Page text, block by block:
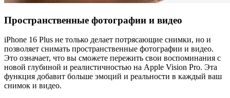
Пространственные фотографии и видео
iPhone 16 Plus не только делает потрясающие снимки, но и
позволяет снимать пространственные фотографии и видео.
Это означает, что вы сможете пережить свои воспоминания с
новой глубиной и реалистичностью на Apple Vision Pro. Эта
функция добавит больше эмоций и реальности в каждый ваш
снимок и видео.